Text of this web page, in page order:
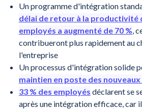
Un programme d'intégration
délai de retour à la productivité
employés a augmenté de 70 %,
contribueront plus rapidement au
l'entreprise
Un processus d'intégration solide
maintien en poste des nouveaux
33 % des employés déclarent se
après une intégration efficace, car